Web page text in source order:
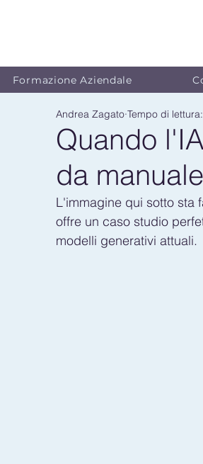
Formazione Aziendale
Quando
da
Andrea Zagato Tempo di
L'immagine qui sotto sta
offre un caso studio
modelli generativi attuali.